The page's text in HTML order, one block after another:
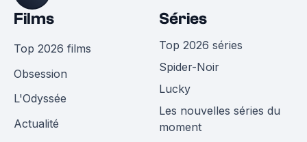
Films
Top 2026 films
Obsession
L'Odyssée
Actualité
Séries
Top 2026 séries
Spider-Noir
Lucky
Les nouvelles séries du
moment